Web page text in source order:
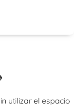
utilizar el espacio